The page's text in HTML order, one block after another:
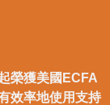
榮獲美國ECFA
效率地使用支持